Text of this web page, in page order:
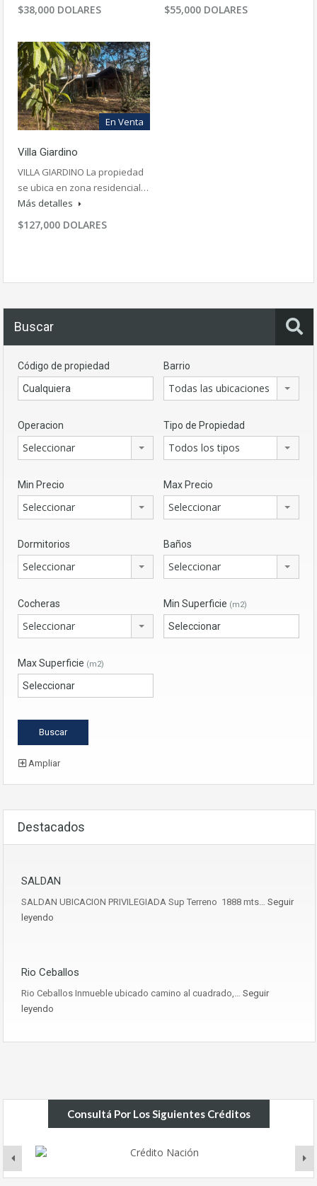
$38,000 DOLARES $55,000 DOLARES
En Venta
Villa Giardino
VILLA GIARDINO La propiedad
se ubica en zona residencial…
Más detalles
$127,000 DOLARES
Buscar
Código de propiedad Barrio
Todas las ubicaciones
Operacion
Seleccionar
Tipo de Propiedad
Todos los tipos
Min Precio
Seleccionar
Max Precio
Seleccionar
Dormitorios
Seleccionar
Baños
Seleccionar
Cocheras
Seleccionar
Min Superficie (m2)
Max Superficie (m2)
Ampliar
Destacados
SALDAN
SALDAN UBICACION PRIVILEGIADA Sup Terreno 1888 mts… Seguir
leyendo
Rio Ceballos
Rio Ceballos Inmueble ubicado camino al cuadrado,… Seguir
leyendo
Consultá Por Los Siguientes Créditos